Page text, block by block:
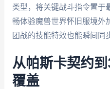
类型，将关键战斗指令置于
畅体验魔兽世界怀旧服境外
团战的技能特效也能瞬间同
从帕斯卡契约
覆盖